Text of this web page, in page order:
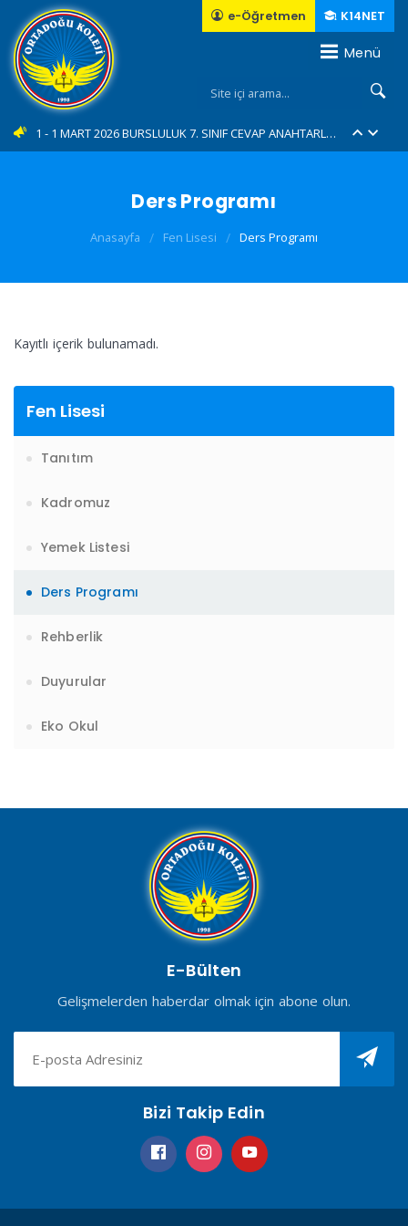
e-Öğretmen K14NET
Menü
10 - İl Şampiyonuyuz...???????????? (YENİ)
1 - 1 MART 2026 BURSLULUK 7. SINIF CEVAP ANAHTARLARI... (YENİ)
5 - Green Me eTwinning Projemiz... (YENİ)
8 - Geleneksel "Bisiklet Turumuz"....
10 - İl Şampiyonuyuz...???????????? (YENİ)
Anasayfa / Fen Lisesi / Ders Programı
Ders Programı
Fen Lisesi
Tanıtım
Kadromuz
Yemek Listesi
Ders Programı
Rehberlik
Duyurular
Eko Okul
Kayıtlı içerik bulunamadı.
E-Bülten
Gelişmelerden haberdar olmak için abone olun.
Bizi Takip Edin